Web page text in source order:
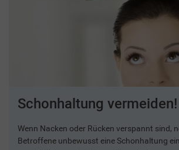
Schonhaltung vermeiden!
Wenn Nacken oder Rücken verspannt sind,
Betroffene unbewusst eine Schonhaltung